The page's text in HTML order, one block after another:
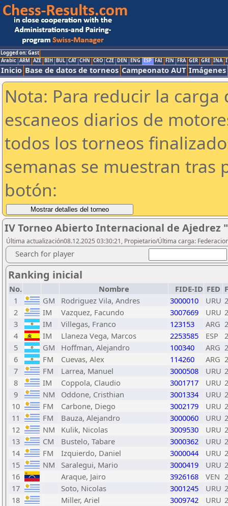
Logged on: Gast
Arabic ARM AZE BIH BUL CAT CHN CRO CZE DEN ENG ESP FAI FIN FRA GER GRE INA
Inicio Base de datos de torneos Campeonato AUT Imágenes
Nota: Para reducir la
escaneos diarios de
todos los torneos
semanas se muestran tras
botón:
IV Torneo Abierto Internacional de Ajedrez
Última actualización08.12.2025 03:30:21, Propietario/Última carga:
Search for player
Ranking inicial
No. Nombre FIDE-ID FED
1
GM Rodriguez Vila, Andres 3000010 URU
2
IM Vazquez, Facundo 3007669 URU
3
IM Villegas, Franco 123153 ARG
4
IM Llaneza Vega, Marcos 2253585 ESP
5
GM Hoffman, Alejandro 100340 ARG
6
FM Cuevas, Alex 114260 ARG
7
FM Larrea, Manuel 3000508 URU
8
IM Coppola, Claudio 3001717 URU
9
NM Oddone, Cristhian 3001334 URU
10
FM Carbone, Diego 3002179 URU
11
FM Bauza, Alejandro 3000060 URU
12
NM Kulik, Nicolas 3009530 URU
13
CM Bustelo, Tabare 3000362 URU
14
FM Izquierdo, Daniel 3000044 URU
15
NM Saralegui, Mario 3000419 URU
16
Araque, Jairo 3926168 VEN
17
Soto, Nicolas 3001245 URU
18
Miller, Ariel 3009742 URU